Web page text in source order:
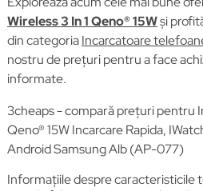
Wireless 3 In 1 Qeno® 15Wși
din categoriaIncarcatoare
nostru de prețuri pentru a face
informate.
3cheaps - compară prețuri pentru
Qeno® 15W Incarcare Rapida,
Android Samsung Alb (AP-077)
Informațiile despre caracteristicile